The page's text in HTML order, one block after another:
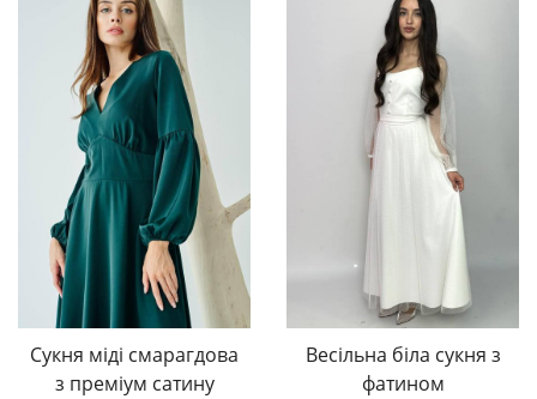
Сукня міді смарагдова
з преміум сатину
Весільна біла сукня з
фатином